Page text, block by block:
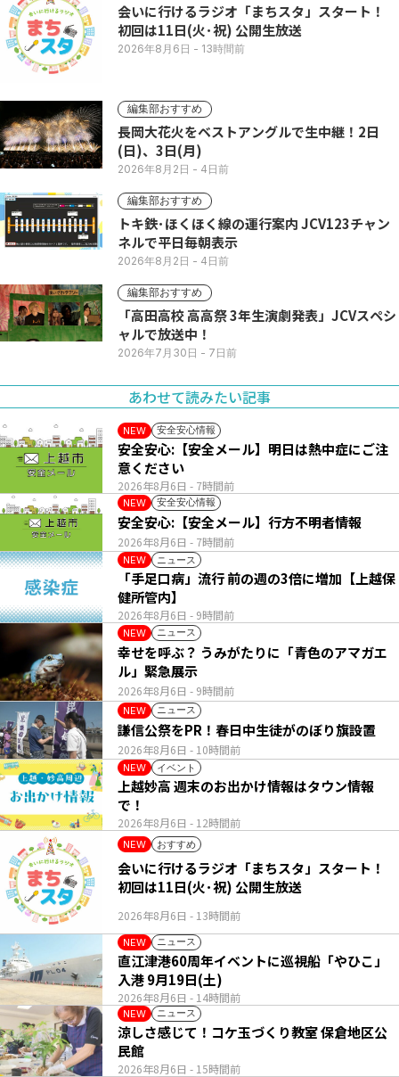
会いに行けるラジオ「まちスタ」スタート！
初回は11日(火･祝) 公開生放送
2026年8月6日 - 13時間前
編集部おすすめ
長岡大花火をベストアングルで生中継！2日
(日)、3日(月)
2026年8月2日 - 4日前
編集部おすすめ
トキ鉄･ほくほく線の運行案内 JCV123チャン
ネルで平日毎朝表示
2026年8月2日 - 4日前
編集部おすすめ
「高田高校 高高祭 3年生演劇発表」JCVスペシ
ャルで放送中！
2026年7月30日 - 7日前
あわせて読みたい記事
NEW 安全安心情報
2026年8月6日 - 7時間前
安全安心:【安全メール】明日は熱中症にご注
意ください
NEW 安全安心情報
2026年8月6日 - 7時間前
安全安心:【安全メール】行方不明者情報
NEW ニュース
2026年8月6日 - 9時間前
「手足口病」流行 前の週の3倍に増加【上越保
健所管内】
NEW ニュース
2026年8月6日 - 9時間前
幸せを呼ぶ？ うみがたりに「青色のアマガエ
ル」緊急展示
NEW ニュース
2026年8月6日 - 10時間前
謙信公祭をPR！春日中生徒がのぼり旗設置
NEW イベント
2026年8月6日 - 12時間前
上越妙高 週末のお出かけ情報はタウン情報
で！
NEW おすすめ
2026年8月6日 - 13時間前
会いに行けるラジオ「まちスタ」スタート！
初回は11日(火･祝) 公開生放送
NEW ニュース
2026年8月6日 - 14時間前
直江津港60周年イベントに巡視船「やひこ」
入港 9月19日(土)
NEW ニュース
2026年8月6日 - 15時間前
涼しさ感じて！コケ玉づくり教室 保倉地区公
民館